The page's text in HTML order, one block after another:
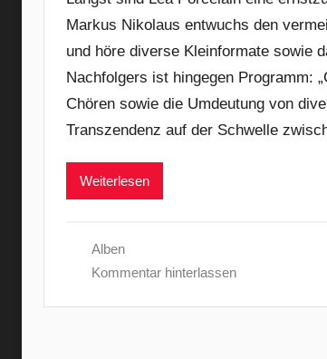
Markus Nikolaus entwuchs den
und höre diverse Kleinformate sowie
Nachfolgers ist hingegen Programm:
Chören sowie die Umdeutung von
Transzendenz auf der Schwelle
Weiterlesen
Alben
Kommentar hinterlassen